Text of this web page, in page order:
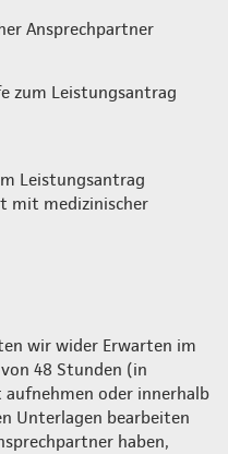
Ansprechpartner
zum Leistungsantrag
Leistungsantrag
mit medizinischer
wir wider Erwarten im
48 Stunden (in
oder innerhalb
Unterlagen bearbeiten
haben,